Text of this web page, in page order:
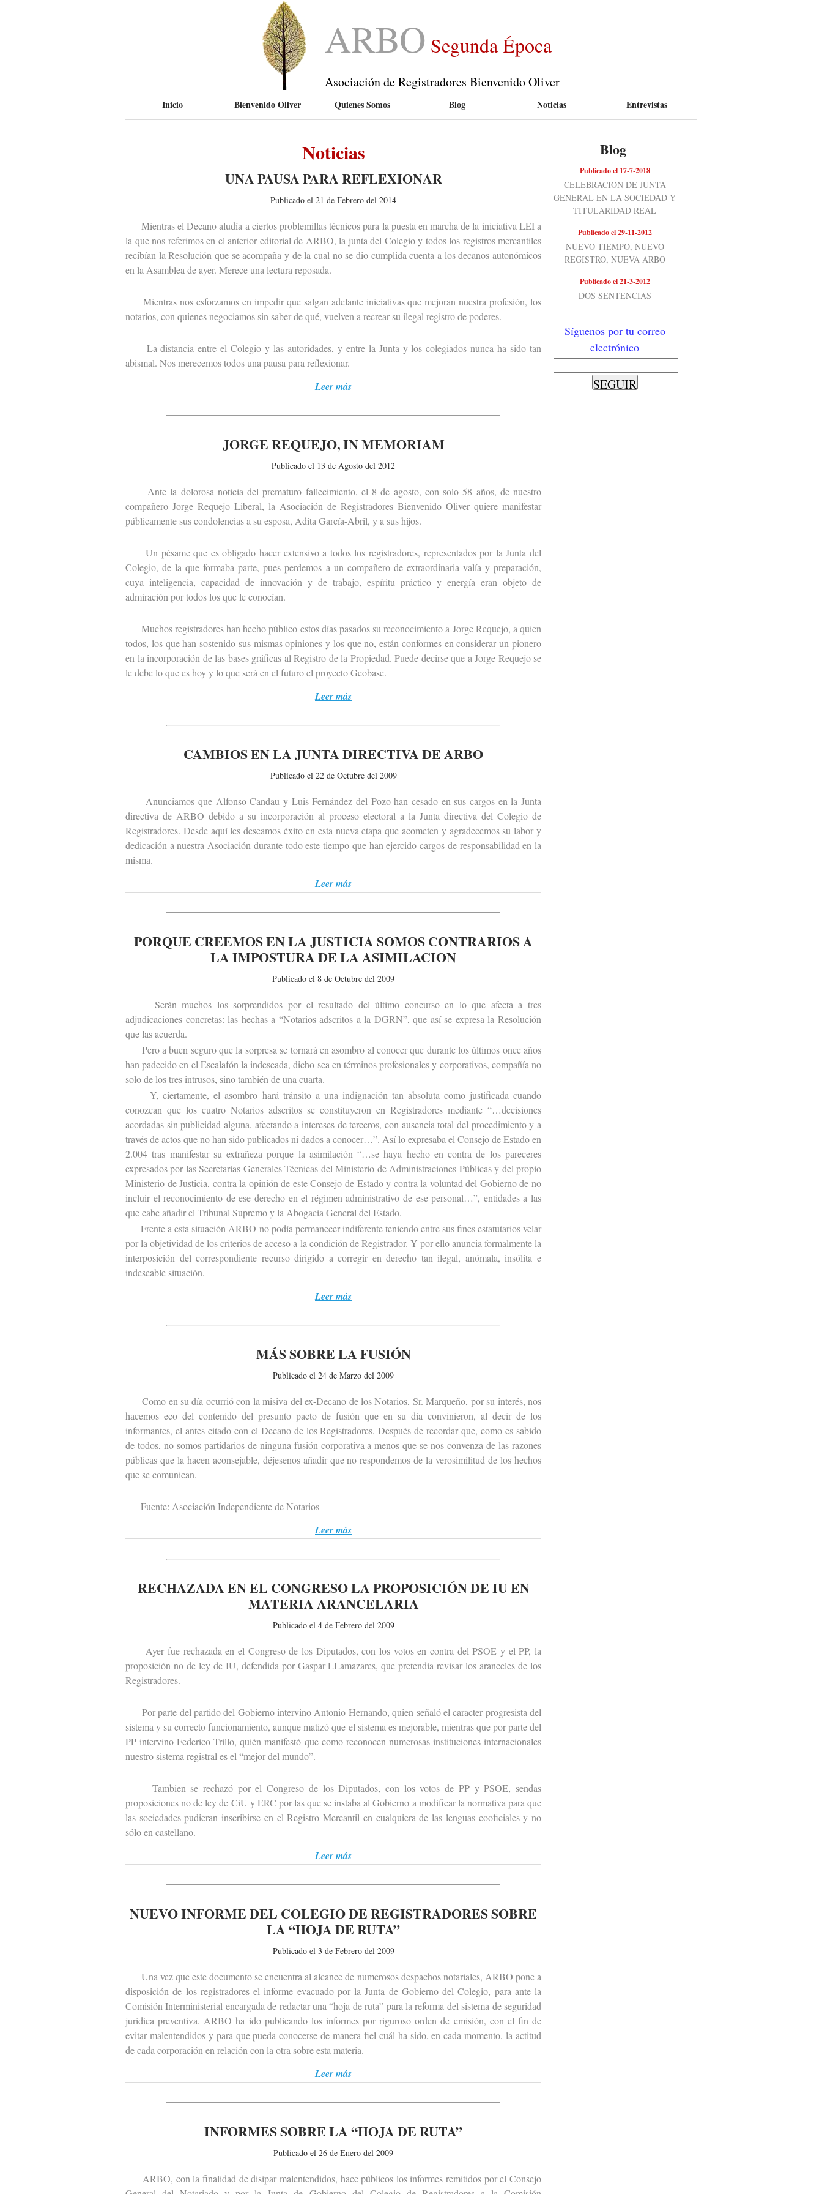
ARBO Segunda Época
Asociación de Registradores Bienvenido Oliver
Inicio Bienvenido Oliver Quienes Somos Blog Noticias Entrevistas
Noticias
UNA PAUSA PARA REFLEXIONAR
Publicado el 21 de Febrero del 2014
Mientras el Decano aludía a ciertos problemillas técnicos para la puesta en marcha de la iniciativa LEI a
la que nos referimos en el anterior editorial de ARBO, la junta del Colegio y todos los registros mercantiles
recibían la Resolución que se acompaña y de la cual no se dio cumplida cuenta a los decanos autonómicos
en la Asamblea de ayer. Merece una lectura reposada.
Mientras nos esforzamos en impedir que salgan adelante iniciativas que mejoran nuestra profesión, los
notarios, con quienes negociamos sin saber de qué, vuelven a recrear su ilegal registro de poderes.
La distancia entre el Colegio y las autoridades, y entre la Junta y los colegiados nunca ha sido tan
abismal. Nos merecemos todos una pausa para reflexionar.
Leer más
JORGE REQUEJO, IN MEMORIAM
Publicado el 13 de Agosto del 2012
Ante la dolorosa noticia del prematuro fallecimiento, el 8 de agosto, con solo 58 años, de nuestro
compañero Jorge Requejo Liberal, la Asociación de Registradores Bienvenido Oliver quiere manifestar
públicamente sus condolencias a su esposa, Adita García-Abril, y a sus hijos.
Un pésame que es obligado hacer extensivo a todos los registradores, representados por la Junta del
Colegio, de la que formaba parte, pues perdemos a un compañero de extraordinaria valía y preparación,
cuya inteligencia, capacidad de innovación y de trabajo, espíritu práctico y energía eran objeto de
admiración por todos los que le conocían.
Muchos registradores han hecho público estos días pasados su reconocimiento a Jorge Requejo, a quien
todos, los que han sostenido sus mismas opiniones y los que no, están conformes en considerar un pionero
en la incorporación de las bases gráficas al Registro de la Propiedad. Puede decirse que a Jorge Requejo se
le debe lo que es hoy y lo que será en el futuro el proyecto Geobase.
Leer más
CAMBIOS EN LA JUNTA DIRECTIVA DE ARBO
Publicado el 22 de Octubre del 2009
Anunciamos que Alfonso Candau y Luis Fernández del Pozo han cesado en sus cargos en la Junta
directiva de ARBO debido a su incorporación al proceso electoral a la Junta directiva del Colegio de
Registradores. Desde aquí les deseamos éxito en esta nueva etapa que acometen y agradecemos su labor y
dedicación a nuestra Asociación durante todo este tiempo que han ejercido cargos de responsabilidad en la
misma.
Leer más
PORQUE CREEMOS EN LA JUSTICIA SOMOS CONTRARIOS A
LA IMPOSTURA DE LA ASIMILACION
Publicado el 8 de Octubre del 2009
Serán muchos los sorprendidos por el resultado del último concurso en lo que afecta a tres
adjudicaciones concretas: las hechas a “Notarios adscritos a la DGRN”, que así se expresa la Resolución
que las acuerda.
Pero a buen seguro que la sorpresa se tornará en asombro al conocer que durante los últimos once años
han padecido en el Escalafón la indeseada, dicho sea en términos profesionales y corporativos, compañía no
solo de los tres intrusos, sino también de una cuarta.
Y, ciertamente, el asombro hará tránsito a una indignación tan absoluta como justificada cuando
conozcan que los cuatro Notarios adscritos se constituyeron en Registradores mediante “…decisiones
acordadas sin publicidad alguna, afectando a intereses de terceros, con ausencia total del procedimiento y a
través de actos que no han sido publicados ni dados a conocer…”. Así lo expresaba el Consejo de Estado en
2.004 tras manifestar su extrañeza porque la asimilación “…se haya hecho en contra de los pareceres
expresados por las Secretarías Generales Técnicas del Ministerio de Administraciones Públicas y del propio
Ministerio de Justicia, contra la opinión de este Consejo de Estado y contra la voluntad del Gobierno de no
incluir el reconocimiento de ese derecho en el régimen administrativo de ese personal…”, entidades a las
que cabe añadir el Tribunal Supremo y la Abogacía General del Estado.
Frente a esta situación ARBO no podía permanecer indiferente teniendo entre sus fines estatutarios velar
por la objetividad de los criterios de acceso a la condición de Registrador. Y por ello anuncia formalmente la
interposición del correspondiente recurso dirigido a corregir en derecho tan ilegal, anómala, insólita e
indeseable situación.
Leer más
MÁS SOBRE LA FUSIÓN
Publicado el 24 de Marzo del 2009
Como en su día ocurrió con la misiva del ex-Decano de los Notarios, Sr. Marqueño, por su interés, nos
hacemos eco del contenido del presunto pacto de fusión que en su día convinieron, al decir de los
informantes, el antes citado con el Decano de los Registradores. Después de recordar que, como es sabido
de todos, no somos partidarios de ninguna fusión corporativa a menos que se nos convenza de las razones
públicas que la hacen aconsejable, déjesenos añadir que no respondemos de la verosimilitud de los hechos
que se comunican.
Fuente: Asociación Independiente de Notarios
Leer más
RECHAZADA EN EL CONGRESO LA PROPOSICIÓN DE IU EN
MATERIA ARANCELARIA
Publicado el 4 de Febrero del 2009
Ayer fue rechazada en el Congreso de los Diputados, con los votos en contra del PSOE y el PP, la
proposición no de ley de IU, defendida por Gaspar LLamazares, que pretendía revisar los aranceles de los
Registradores.
Por parte del partido del Gobierno intervino Antonio Hernando, quien señaló el caracter progresista del
sistema y su correcto funcionamiento, aunque matizó que el sistema es mejorable, mientras que por parte del
PP intervino Federico Trillo, quién manifestó que como reconocen numerosas instituciones internacionales
nuestro sistema registral es el “mejor del mundo”.
Tambien se rechazó por el Congreso de los Diputados, con los votos de PP y PSOE, sendas
proposiciones no de ley de CiU y ERC por las que se instaba al Gobierno a modificar la normativa para que
las sociedades pudieran inscribirse en el Registro Mercantil en cualquiera de las lenguas cooficiales y no
sólo en castellano.
Leer más
NUEVO INFORME DEL COLEGIO DE REGISTRADORES SOBRE
LA “HOJA DE RUTA”
Publicado el 3 de Febrero del 2009
Una vez que este documento se encuentra al alcance de numerosos despachos notariales, ARBO pone a
disposición de los registradores el informe evacuado por la Junta de Gobierno del Colegio, para ante la
Comisión Interministerial encargada de redactar una “hoja de ruta” para la reforma del sistema de seguridad
jurídica preventiva. ARBO ha ido publicando los informes por riguroso orden de emisión, con el fin de
evitar malentendidos y para que pueda conocerse de manera fiel cuál ha sido, en cada momento, la actitud
de cada corporación en relación con la otra sobre esta materia.
Leer más
INFORMES SOBRE LA “HOJA DE RUTA”
Publicado el 26 de Enero del 2009
ARBO, con la finalidad de disipar malentendidos, hace públicos los informes remitidos por el Consejo
Blog
Publicado el 17-7-2018
CELEBRACIÓN DE JUNTA
GENERAL EN LA SOCIEDAD Y
TITULARIDAD REAL
Publicado el 29-11-2012
NUEVO TIEMPO, NUEVO
REGISTRO, NUEVA ARBO
Publicado el 21-3-2012
DOS SENTENCIAS
Síguenos por tu correo
electrónico